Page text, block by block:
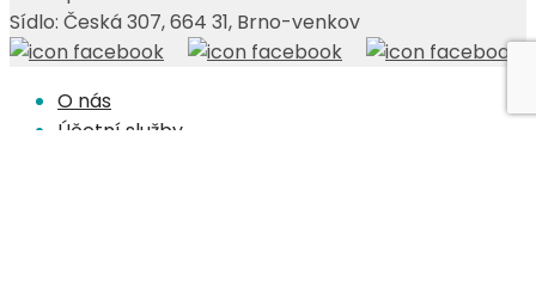
Sídlo: Česká 307, 664 31, Brno-venkov
O nás
Účetní služby